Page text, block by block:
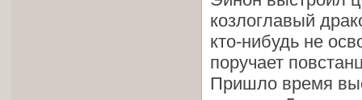
козлоглавый
кто-нибудь не
поручает
Пришло время